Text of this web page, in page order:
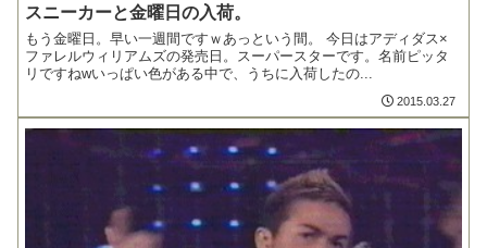
スニーカーと金曜日の入荷。
もう金曜日。早い一週間ですｗあっという間。 今日はアディダス×
ファレルウィリアムズの発売日。スーパースターです。名前ピッタ
リですねwいっぱい色がある中で、うちに入荷したの...
2015.03.27